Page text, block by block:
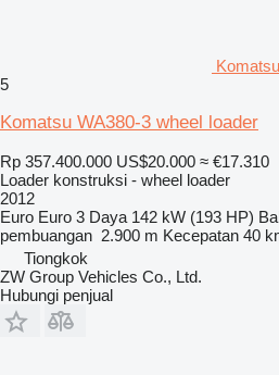
5
Komatsu WA380-3 wheel loader
Rp 357.400.000 US$20.000 ≈ €17.310
Loader konstruksi - wheel loader
2012
Euro Euro 3 Daya 142 kW (193 HP)
pembuangan 2.900 m Kecepatan 40
Tiongkok
ZW Group Vehicles Co., Ltd.
Hubungi penjual